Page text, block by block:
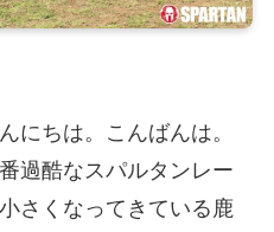
にちは。こんばんは。
過酷なスパルタンレー
さくなってきている鹿